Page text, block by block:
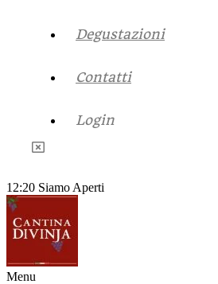
Degustazioni
Contatti
Login
12:20 Siamo Aperti
Menu